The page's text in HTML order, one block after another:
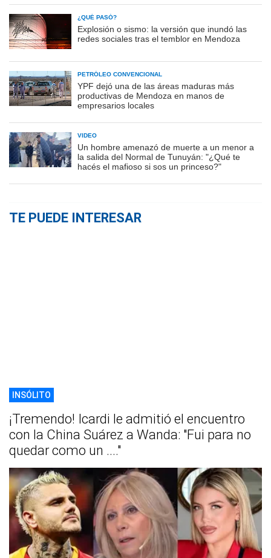
¿QUÉ PASÓ?
Explosión o sismo: la versión que inundó las
redes sociales tras el temblor en Mendoza
PETRÓLEO CONVENCIONAL
YPF dejó una de las áreas maduras más
productivas de Mendoza en manos de
empresarios locales
VIDEO
Un hombre amenazó de muerte a un menor a
la salida del Normal de Tunuyán: "¿Qué te
hacés el mafioso si sos un princeso?"
TE PUEDE INTERESAR
INSÓLITO
¡Tremendo! Icardi le admitió el encuentro
con la China Suárez a Wanda: "Fui para no
quedar como un ...."